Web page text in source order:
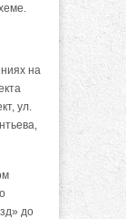
на
ул.
до